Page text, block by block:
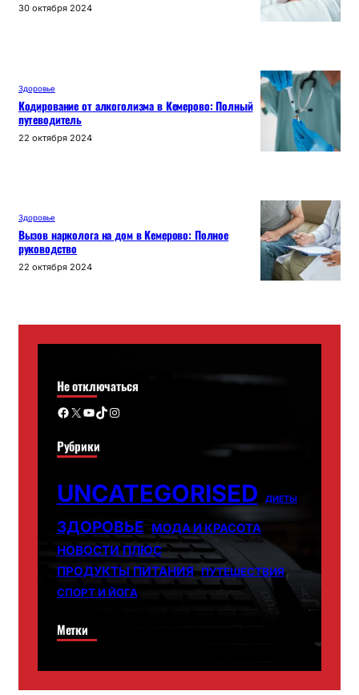
30 октября 2024
Здоровье
Кодирование от алкоголизма в Кемерово: Полный
путеводитель
22 октября 2024
Здоровье
Вызов нарколога на дом в Кемерово: Полное
руководство
22 октября 2024
Не отключаться
Facebook X YouTube TikTok Instagram
Рубрики
UNCATEGORISED ДИЕТЫ
ЗДОРОВЬЕ МОДА И КРАСОТА
НОВОСТИ ПЛЮС
ПРОДУКТЫ ПИТАНИЯ ПУТЕШЕСТВИЯ
СПОРТ И ЙОГА
Метки